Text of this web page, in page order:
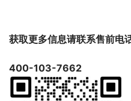
获取更多信息请联系售前电
400-103-7662